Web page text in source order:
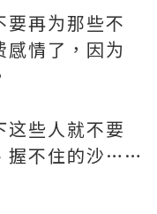
要再为那些不
情了，因为
这些人就不要
握不住的沙……